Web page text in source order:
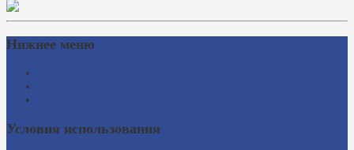
Нижнее меню
Условия использования